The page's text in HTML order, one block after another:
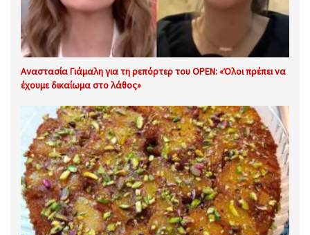
Αναστασία Γιάμαλη για τη ρεπόρτερ του OPEN: «Όλοι πρέπει να
έχουμε δικαίωμα στο λάθος»